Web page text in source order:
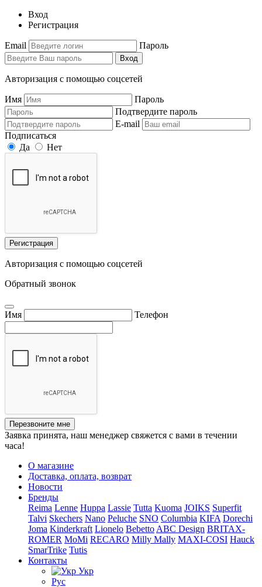
Вход
Регистрация
Email Пароль
Вход
Авторизация с помощью соцсетей
Имя
Пароль
Подтвердите пароль
E-mail
Подписаться
Да
Нет
Регистрация
Авторизация с помощью соцсетей
Обратный звонок
Имя Телефон
Перезвоните мне
Заявка принята, наш менеджер свяжется с вами в течении
часа!
О магазине
Доставка, оплата, возврат
Новости
Бренды
Reima Lenne Huppa Lassie Tutta Kuoma JOIKS Superfit
Talvi Skechers Nano Peluche SNO Columbia KIFA Dorechi
Joma Kinderkraft Lionelo Bebetto ABC Design BRITAX-
ROMER MoMi RECARO Milly Mally MAXI-COSI Hauck
SmarTrike Tutis
Контакты
Укр
Рус